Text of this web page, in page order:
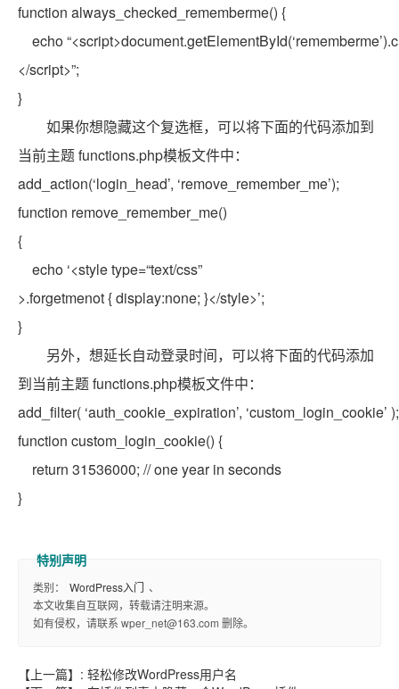
function always_checked_rememberme() {
echo
</script>”;
}
如果你想隐藏这个复选框，可以将下面的代码添加到
当前主题 functions.php模板文件中：
add_action(‘login_head’, ‘remove_remember_me’);
function remove_remember_me()
{
echo ‘<style type=“text/css”
>.forgetmenot { display:none; }</style>’;
}
另外，想延长自动登录时间，可以将下面的代码添加
到当前主题 functions.php模板文件中：
add_filter( ‘auth_cookie_expiration’, ‘custom_login_cookie’ );
function custom_login_cookie() {
return 31536000; // one year in seconds
}
类别： WordPress入门 、
本文收集自互联网，转载请注明来源。
如有侵权，请联系 wper_net@163.com 删除。
【上一篇】: 轻松修改WordPress用户名